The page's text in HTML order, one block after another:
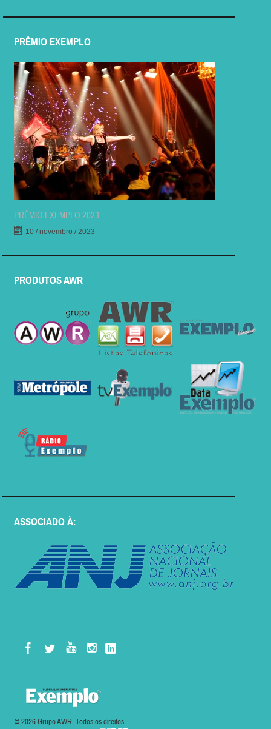
PRÊMIO EXEMPLO
PRÊMIO EXEMPLO 2023
10 / novembro / 2023
PRODUTOS AWR
ASSOCIADO À:
© 2026 Grupo AWR. Todos os direitos